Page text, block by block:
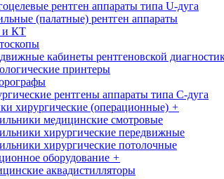
рентген аппараты типа U-дуга
(палатные) рентген аппараты
КТ
кабинеты рентгеновской
принтеры
рентгены аппараты типа С-дуга
хирургические (операционные) +
медицинские смотровые
хирургические передвижные
хирургические потолочные
оборудование +
аквадистилляторы